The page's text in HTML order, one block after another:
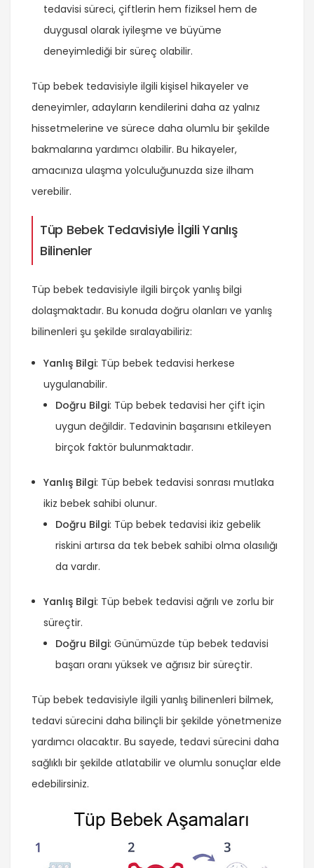
tedavisi süreci, çiftlerin hem fiziksel hem de
duygusal olarak iyileşme ve büyüme
deneyimlediği bir süreç olabilir.
Tüp bebek tedavisiyle ilgili kişisel hikayeler ve
deneyimler, adayların kendilerini daha az yalnız
hissetmelerine ve sürece daha olumlu bir şekilde
bakmalarına yardımcı olabilir. Bu hikayeler,
amacınıza ulaşma yolculuğunuzda size ilham
verebilir.
Tüp Bebek Tedavisiyle İlgili Yanlış
Bilinenler
Tüp bebek tedavisiyle ilgili birçok yanlış bilgi
dolaşmaktadır. Bu konuda doğru olanları ve yanlış
bilinenleri şu şekilde sıralayabiliriz:
Yanlış Bilgi: Tüp bebek tedavisi herkese
uygulanabilir.
Doğru Bilgi: Tüp bebek tedavisi her çift için
uygun değildir. Tedavinin başarısını etkileyen
birçok faktör bulunmaktadır.
Yanlış Bilgi: Tüp bebek tedavisi sonrası mutlaka
ikiz bebek sahibi olunur.
Doğru Bilgi: Tüp bebek tedavisi ikiz gebelik
riskini artırsa da tek bebek sahibi olma olasılığı
da vardır.
Yanlış Bilgi: Tüp bebek tedavisi ağrılı ve zorlu bir
süreçtir.
Doğru Bilgi: Günümüzde tüp bebek tedavisi
başarı oranı yüksek ve ağrısız bir süreçtir.
Tüp bebek tedavisiyle ilgili yanlış bilinenleri bilmek,
tedavi sürecini daha bilinçli bir şekilde yönetmenize
yardımcı olacaktır. Bu sayede, tedavi sürecini daha
sağlıklı bir şekilde atlatabilir ve olumlu sonuçlar elde
edebilirsiniz.